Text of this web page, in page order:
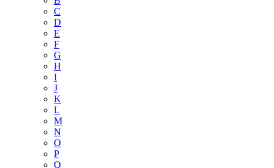
C
D
E
F
G
H
I
J
K
L
M
N
O
P
Q